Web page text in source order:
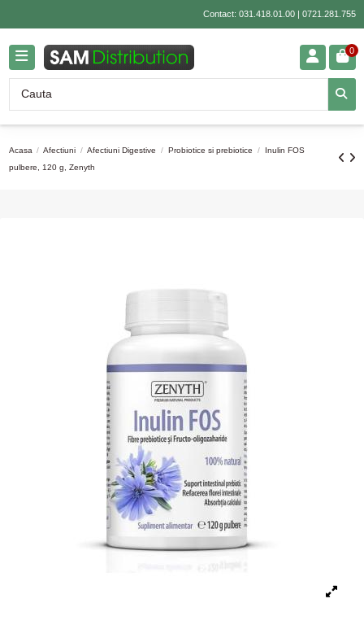
Contact: 031.418.01.00| 0721.281.755
0
Acasa Afectiuni Afectiuni Digestive Probiotice si prebiotice
Inulin FOS
pulbere, 120 g, Zenyth